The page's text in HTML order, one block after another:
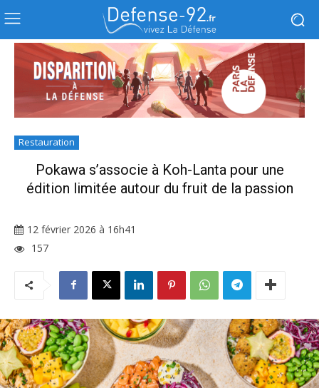
Restauration
Pokawa s’associe à Koh-Lanta pour une
édition limitée autour du fruit de la passion
12 février 2026 à 16h41
157